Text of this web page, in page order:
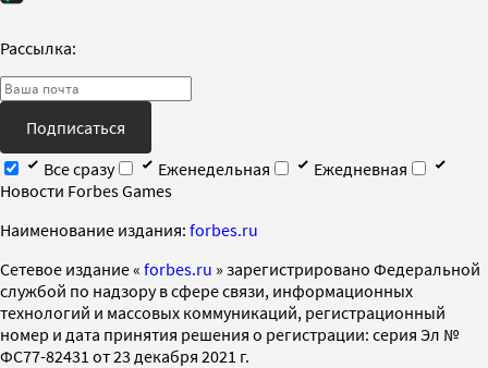
Рассылка:
Подписаться
Все сразу
Еженедельная
Ежедневная
Новости Forbes Games
Наименование издания: forbes.ru
Cетевое издание « forbes.ru » зарегистрировано Федеральной
службой по надзору в сфере связи, информационных
технологий и массовых коммуникаций, регистрационный
номер и дата принятия решения о регистрации: серия Эл №
ФС77-82431 от 23 декабря 2021 г.